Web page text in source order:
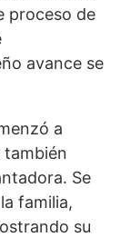
proceso de
avance se
a
también
Se
familia,
su